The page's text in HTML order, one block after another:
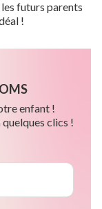
futurs parents
!
enfant !
clics !